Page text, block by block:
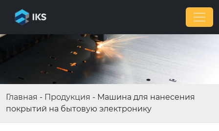
Главная - Продукция - Машина для нанесения
покрытий на бытовую электронику